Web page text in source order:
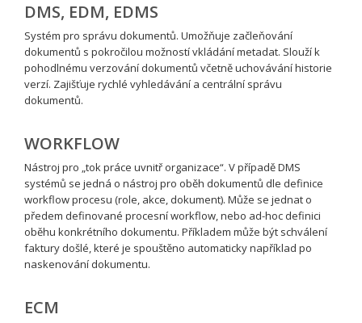
DMS, EDM, EDMS
Systém pro správu dokumentů. Umožňuje začleňování
dokumentů s pokročilou možností vkládání metadat. Slouží k
pohodlnému verzování dokumentů včetně uchovávání historie
verzí. Zajišťuje rychlé vyhledávání a centrální správu
dokumentů.
WORKFLOW
Nástroj pro „tok práce uvnitř organizace“. V případě DMS
systémů se jedná o nástroj pro oběh dokumentů dle definice
workflow procesu (role, akce, dokument). Může se jednat o
předem definované procesní workflow, nebo ad-hoc definici
oběhu konkrétního dokumentu. Příkladem může být schválení
faktury došlé, které je spouštěno automaticky například po
naskenování dokumentu.
ECM